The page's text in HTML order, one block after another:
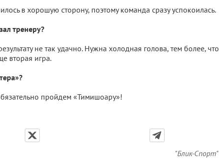
в хорошую сторону, поэтому команда сразу успокоилась.
тренеру?
не так удачно. Нужна холодная голова, тем более, что
вторая игра.
пройдем «Тимишоару»!
"Блик-Спорт"